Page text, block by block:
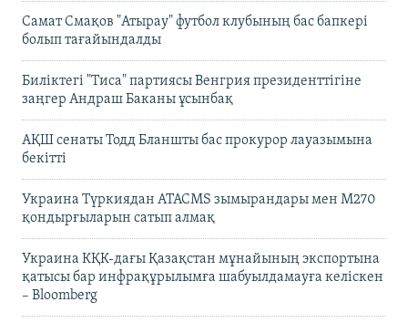
Самат Смақов "Атырау" футбол клубының бас бапкері
болып тағайындалды
Биліктегі "Тиса" партиясы Венгрия президенттігіне
заңгер Андраш Баканы ұсынбақ
АҚШ сенаты Тодд Бланшты бас прокурор лауазымына
бекітті
Украина Түркиядан ATACMS зымырандары мен M270
қондырғыларын сатып алмақ
Украина КҚК-дағы Қазақстан мұнайының экспортына
қатысы бар инфрақұрылымға шабуылдамауға келіскен
– Bloomberg